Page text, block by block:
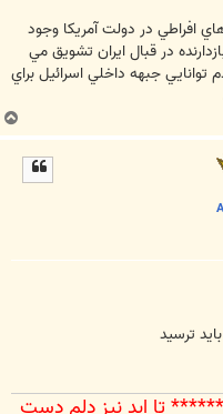
افراطي در دولت آمريكا وجود
در قبال ايران تشويق مي
جبهه داخلي اسرائيل براي
ب
ا
ترسيد